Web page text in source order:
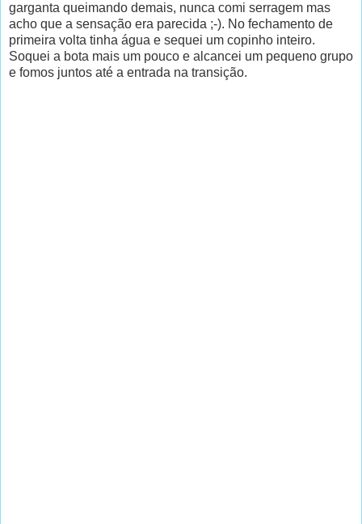
garganta queimando demais, nunca comi serragem mas
acho que a sensação era parecida ;-). No fechamento de
primeira volta tinha água e sequei um copinho inteiro.
Soquei a bota mais um pouco e alcancei um pequeno grupo
e fomos juntos até a entrada na transição.